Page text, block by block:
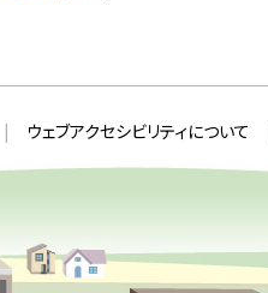
ウェブアクセシビリティについて